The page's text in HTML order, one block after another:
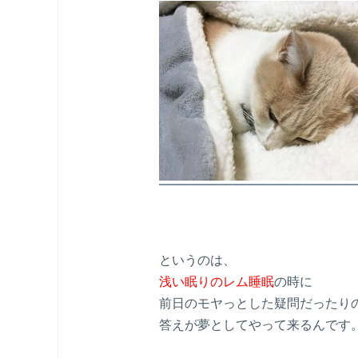
というのは、
浅い眠りのレム睡眠の時に
前日のモヤっとした疑問だったり
答えが夢としてやって来るんです